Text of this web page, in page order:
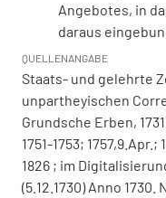
Angebotes, in
daraus
QUELLENANGABE
Staats- und gelehrte
unpartheyischen
Grundsche Erben,
1751-1753;
1826 ; im
(5.12.1730) Anno 1730.